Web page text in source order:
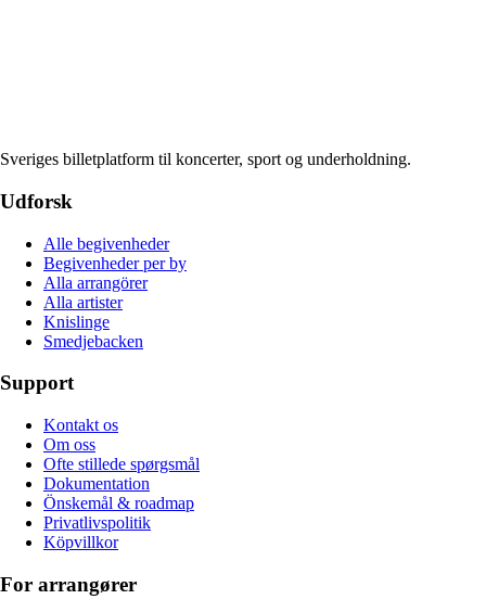
Sveriges billetplatform til koncerter, sport og underholdning.
Udforsk
Alle begivenheder
Begivenheder per by
Alla arrangörer
Alla artister
Knislinge
Smedjebacken
Support
Kontakt os
Om oss
Ofte stillede spørgsmål
Dokumentation
Önskemål & roadmap
Privatlivspolitik
Köpvillkor
For arrangører